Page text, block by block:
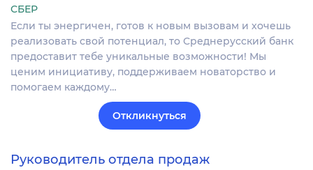
СБЕР
Если ты энергичен, готов к новым вызовам и хочешь
реализовать свой потенциал, то Среднерусский банк
предоставит тебе уникальные возможности! Мы
ценим инициативу, поддерживаем новаторство и
помогаем каждому…
Откликнуться
Руководитель отдела продаж